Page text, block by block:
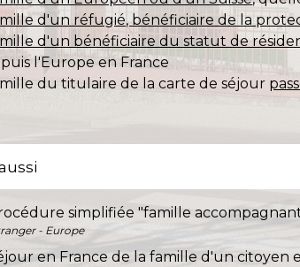
d'un réfugié, bénéficiaire de la
d'un bénéficiaire du statut de
l'Europe en France
du titulaire de la carte de séjour
simplifiée "famille
- Europe
en France de la famille d'un citoyen